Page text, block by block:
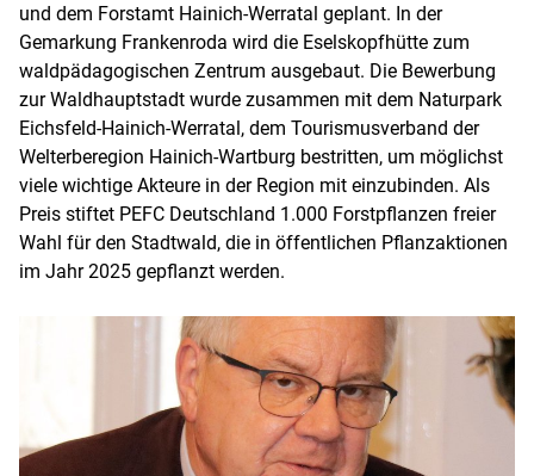
und dem Forstamt Hainich-Werratal geplant. In der
Gemarkung Frankenroda wird die Eselskopfhütte zum
waldpädagogischen Zentrum ausgebaut. Die Bewerbung
zur Waldhauptstadt wurde zusammen mit dem Naturpark
Eichsfeld-Hainich-Werratal, dem Tourismusverband der
Welterberegion Hainich-Wartburg bestritten, um möglichst
viele wichtige Akteure in der Region mit einzubinden. Als
Preis stiftet PEFC Deutschland 1.000 Forstpflanzen freier
Wahl für den Stadtwald, die in öffentlichen Pflanzaktionen
im Jahr 2025 gepflanzt werden.